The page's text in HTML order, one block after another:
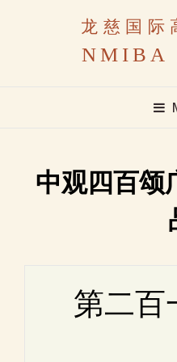
龙慈国际
NMIBA
中观四百颂
第二百